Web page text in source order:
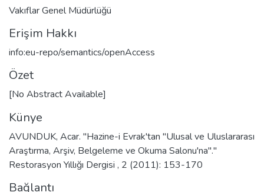
Vakıflar Genel Müdürlüğü
Erişim Hakkı
info:eu-repo/semantics/openAccess
Özet
[No Abstract Available]
Künye
AVUNDUK, Acar. "Hazine-i Evrak'tan "Ulusal ve Uluslararası
Araştırma, Arşiv, Belgeleme ve Okuma Salonu'na"."
Restorasyon Yıllığı Dergisi , 2 (2011): 153-170
Bağlantı